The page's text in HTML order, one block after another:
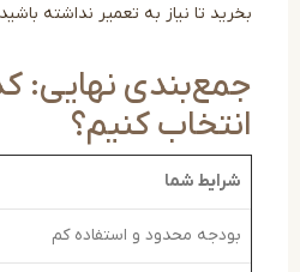
تا نیاز به تعمیر نداشته باشید.
نهایی: کدام
کنیم؟
شما
محدود و استفاده کم